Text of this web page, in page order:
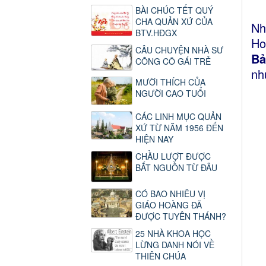
BÀI CHÚC TẾT QUÝ
CHA QUẢN XỨ CỦA
BTV.HĐGX
CÂU CHUYỆN NHÀ SƯ
CÕNG CÔ GÁI TRẺ
MƯỜI THÍCH CỦA
NGƯỜI CAO TUỔI
CÁC LINH MỤC QUẢN
XỨ TỪ NĂM 1956 ĐẾN
HIỆN NAY
CHẦU LƯỢT ĐƯỢC
BẮT NGUỒN TỪ ĐÂU
CÓ BAO NHIÊU VỊ
GIÁO HOÀNG ĐÃ
ĐƯỢC TUYÊN THÁNH?
25 NHÀ KHOA HỌC
LỪNG DANH NÓI VỀ
THIÊN CHÚA